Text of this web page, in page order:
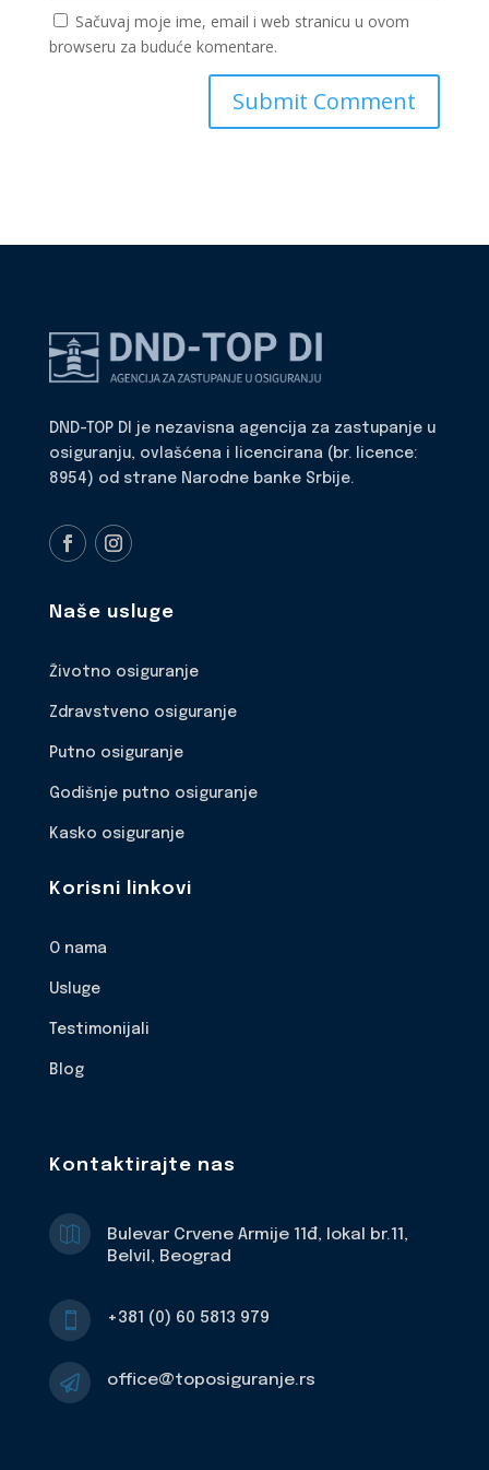
Sačuvaj moje ime, email i web stranicu u ovom
browseru za buduće komentare.
DND-TOP DI je nezavisna agencija za zastupanje u
osiguranju, ovlašćena i licencirana (br. licence:
8954) od strane Narodne banke Srbije.
Naše usluge
Životno osiguranje
Zdravstveno osiguranje
Putno osiguranje
Godišnje putno osiguranje
Kasko osiguranje
Korisni linkovi
O nama
Usluge
Testimonijali
Blog
Kontaktirajte nas

Bulevar Crvene Armije 11đ, lokal br.11,
Belvil, Beograd
 +381 (0) 60 5813 979
 office@toposiguranje.rs